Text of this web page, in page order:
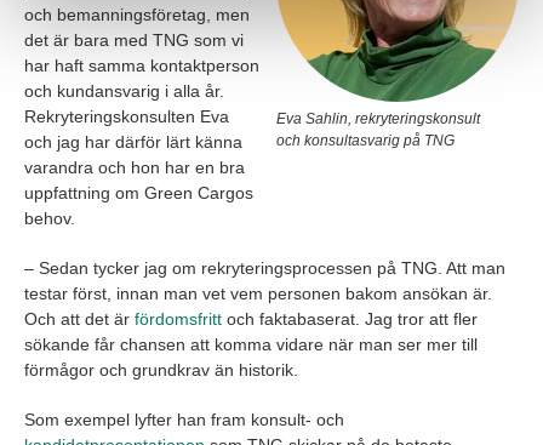
Eva Sahlin, rekryteringskonsult
och konsultasvarig på TNG
och bemanningsföretag, men
det är bara med TNG som vi
har haft samma kontaktperson
och kundansvarig i alla år.
Rekryteringskonsulten Eva
och jag har därför lärt känna
varandra och hon har en bra
uppfattning om Green Cargos
behov.
– Sedan tycker jag om rekryteringsprocessen på TNG. Att man
testar först, innan man vet vem personen bakom ansökan är.
Och att det är fördomsfritt och faktabaserat. Jag tror att fler
sökande får chansen att komma vidare när man ser mer till
förmågor och grundkrav än historik.
Som exempel lyfter han fram konsult- och